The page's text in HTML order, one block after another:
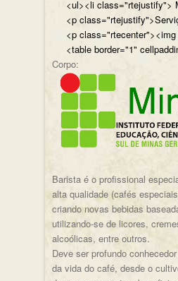
<ul><li class="rtejustify">
<p
<p
<table border="1"
Corpo:
Barista é o profissional
alta qualidade (cafés
criando novas bebidas
utilizando-se de licores,
alcoólicas, entre outros.
Deve ser profundo
da vida do café, desde o